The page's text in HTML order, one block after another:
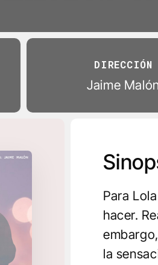
DIRECCIÓN
Jaime
Para
hacer.
la